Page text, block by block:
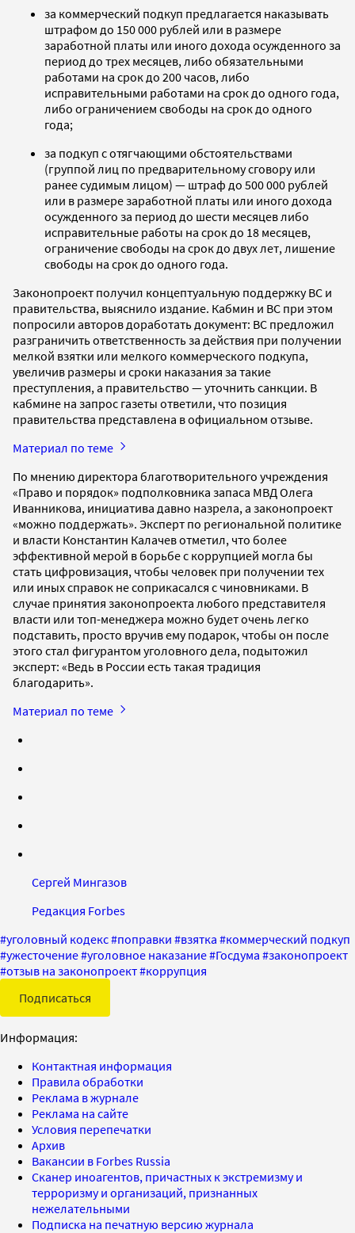
за коммерческий подкуп предлагается наказывать
штрафом до 150 000 рублей или в размере
заработной платы или иного дохода осужденного за
период до трех месяцев, либо обязательными
работами на срок до 200 часов, либо
исправительными работами на срок до одного года,
либо ограничением свободы на срок до одного
года;
за подкуп с отягчающими обстоятельствами
(группой лиц по предварительному сговору или
ранее судимым лицом) — штраф до 500 000 рублей
или в размере заработной платы или иного дохода
осужденного за период до шести месяцев либо
исправительные работы на срок до 18 месяцев,
ограничение свободы на срок до двух лет, лишение
свободы на срок до одного года.
Законопроект получил концептуальную поддержку ВС и
правительства, выяснило издание. Кабмин и ВС при этом
попросили авторов доработать документ: ВС предложил
разграничить ответственность за действия при получении
мелкой взятки или мелкого коммерческого подкупа,
увеличив размеры и сроки наказания за такие
преступления, а правительство — уточнить санкции. В
кабмине на запрос газеты ответили, что позиция
правительства представлена в официальном отзыве.
Материал по теме
По мнению директора благотворительного учреждения
«Право и порядок» подполковника запаса МВД Олега
Иванникова, инициатива давно назрела, а законопроект
«можно поддержать». Эксперт по региональной политике
и власти Константин Калачев отметил, что более
эффективной мерой в борьбе с коррупцией могла бы
стать цифровизация, чтобы человек при получении тех
или иных справок не соприкасался с чиновниками. В
случае принятия законопроекта любого представителя
власти или топ-менеджера можно будет очень легко
подставить, просто вручив ему подарок, чтобы он после
этого стал фигурантом уголовного дела, подытожил
эксперт: «Ведь в России есть такая традиция
благодарить».
Материал по теме
Сергей Мингазов
Редакция Forbes
#уголовный кодекс#поправки #взятка #коммерческий подкуп
#ужесточение#уголовное наказание#Госдума #законопроект
#отзыв на законопроект#коррупция
Подписаться
Информация:
Контактная информация
Правила обработки
Реклама в журнале
Реклама на сайте
Условия перепечатки
Архив
Вакансии в Forbes Russia
Сканер иноагентов, причастных к экстремизму и
терроризму и организаций, признанных
нежелательными
Подписка на печатную версию журнала